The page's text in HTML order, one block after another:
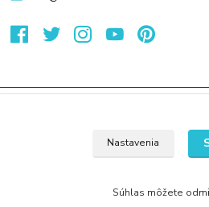
Nastavenia
Súhlas môžete